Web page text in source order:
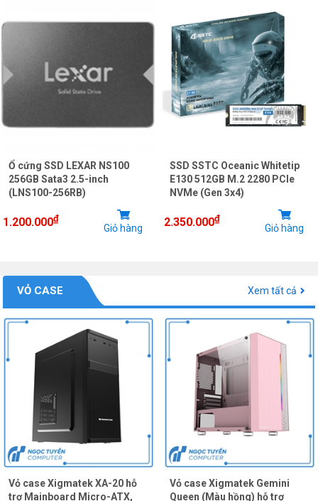
Ổ cứng SSD LEXAR NS100
256GB Sata3 2.5-inch
(LNS100-256RB)
1.200.000₫
Giỏ hàng
SSD SSTC Oceanic Whitetip
E130 512GB M.2 2280 PCIe
NVMe (Gen 3x4)
2.350.000₫
Giỏ hàng
VỎ CASE Xem tất cả
Vỏ case Xigmatek XA-20 hỗ
trợ Mainboard Micro-ATX,
Vỏ case Xigmatek Gemini
Queen (Màu hồng) hỗ trợ